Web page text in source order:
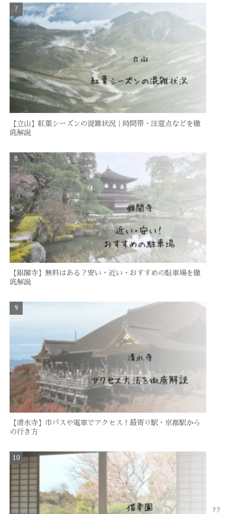
【立山】紅葉シーズンの混雑状況｜時間帯・注意点などを徹
底解説
【銀閣寺】無料はある？安い・近い・おすすめの駐車場を徹
底解説
【清水寺】市バスや電車でアクセス！最寄り駅・京都駅から
の行き方